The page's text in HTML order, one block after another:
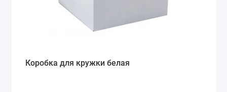
Коробка для кружки белая